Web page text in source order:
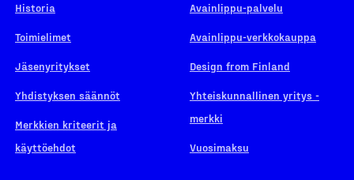
Historia
Toimielimet
Jäsenyritykset
Yhdistyksen säännöt
Merkkien kriteerit ja
käyttöehdot
Avainlippu-palvelu
Avainlippu-verkkokauppa
Design from Finland
Yhteiskunnallinen yritys -
merkki
Vuosimaksu